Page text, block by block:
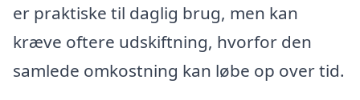
er praktiske til daglig brug, men kan
kræve oftere udskiftning, hvorfor den
samlede omkostning kan løbe op over tid.